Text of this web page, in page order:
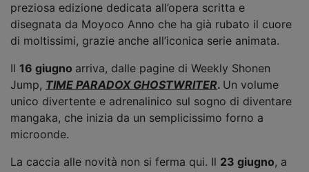
preziosa edizione dedicata all’opera scritta e
disegnata da Moyoco Anno che ha già rubato il cuore
di moltissimi, grazie anche all’iconica serie animata.
Il 16 giugno arriva, dalle pagine di Weekly Shonen
Jump, TIME PARADOX GHOSTWRITER. Un volume
unico divertente e adrenalinico sul sogno di diventare
mangaka, che inizia da un semplicissimo forno a
microonde.
La caccia alle novità non si ferma qui. Il 23 giugno, a